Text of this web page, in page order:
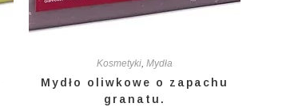
Kosmetyki,Mydła
Mydło oliwkowe o zapachu
granatu.